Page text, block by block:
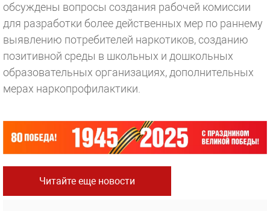
обсуждены вопросы создания рабочей комиссии
для разработки более действенных мер по раннему
выявлению потребителей наркотиков, созданию
позитивной среды в школьных и дошкольных
образовательных организациях, дополнительных
мерах наркопрофилактики.
Читайте еще новости